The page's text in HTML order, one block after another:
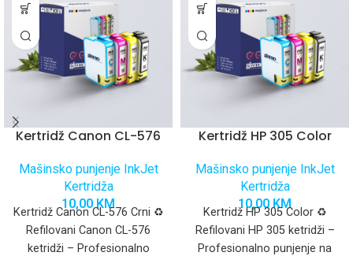
Kertridž Canon CL-576
Mašinsko punjenje InkJet
Kertridža
10,00KM
Kertridž Canon CL-576 Crni ♻️
Refilovani Canon CL-576
ketridži – Profesionalno
Kertridž HP 305 Color
Mašinsko punjenje InkJet
Kertridža
10,00KM
Kertridž HP 305 Color ♻️
Refilovani HP 305 ketridži –
Profesionalno punjenje na